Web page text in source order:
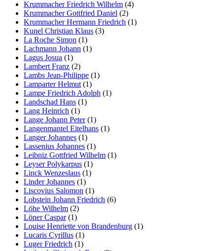
Krummacher Friedrich Wilhelm (4)
Krummacher Gottfried Daniel (2)
Krummacher Hermann Friedrich (1)
Kunel Christian Klaus (3)
La Roche Simon (1)
Lachmann Johann (1)
Lagus Josua (1)
Lambert Franz (2)
Lambs Jean-Philippe (1)
Lamparter Helmut (1)
Lampe Friedrich Adolph (1)
Landschad Hans (1)
Lang Heinrich (1)
Lange Johann Peter(1)
Langenmantel Eitelhans (1)
Langer Johannes (1)
Lassenius Johannes (1)
Leibniz Gottfried Wilhelm (1)
Leyser Polykarpus (1)
Linck Wenzeslaus (1)
Linder Johannes (1)
Liscovius Salomon (1)
Lobstein Johann Friedrich (6)
Löhe Wilhelm (2)
Löner Caspar(1)
Louise Henriette von Brandenburg (1)
Lucaris Cyrillus (1)
Luger Friedrich (1)